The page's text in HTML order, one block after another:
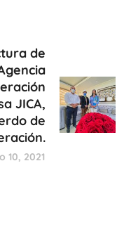
de
JICA,
de
10, 2021